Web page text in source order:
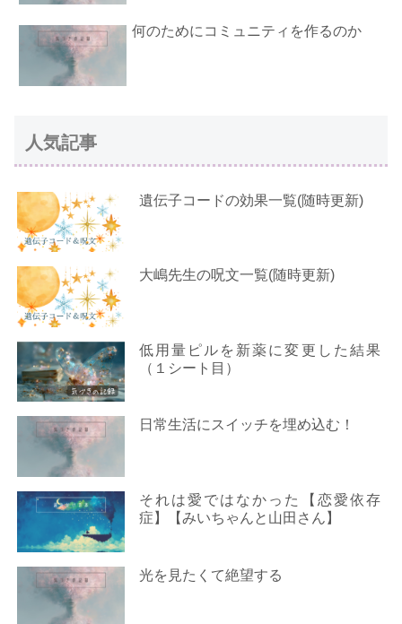
何のためにコミュニティを作るのか
人気記事
遺伝子コードの効果一覧(随時更新)
大嶋先生の呪文一覧(随時更新)
低用量ピルを新薬に変更した結果
（１シート目）
日常生活にスイッチを埋め込む！
それは愛ではなかった【恋愛依存
症】【みいちゃんと山田さん】
光を見たくて絶望する